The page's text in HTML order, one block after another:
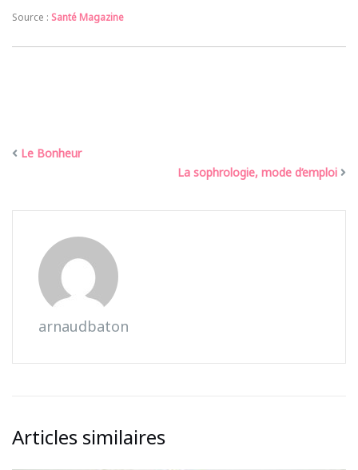
Source : Santé Magazine
Le Bonheur
La sophrologie, mode d’emploi
arnaudbaton
Articles similaires